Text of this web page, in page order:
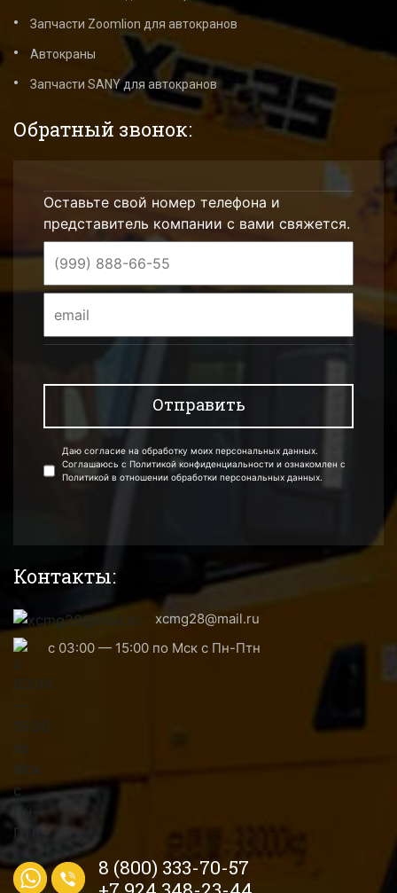
Запчасти Zoomlion для автокранов
Автокраны
Запчасти SANY для автокранов
Обратный звонок:
Оставьте свой номер телефона и
представитель компании с вами свяжется.
Даю согласие на обработку моих персональных данных.
Соглашаюсь с Политикой конфиденциальности и ознакомлен с
Политикой в отношении обработки персональных данных.
Контакты:
xcmg28@mail.ru
с 03:00 — 15:00 по Мск с Пн-Птн
8 (800) 333-70-57